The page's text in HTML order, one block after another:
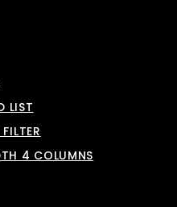
LIST
4 COLUMNS